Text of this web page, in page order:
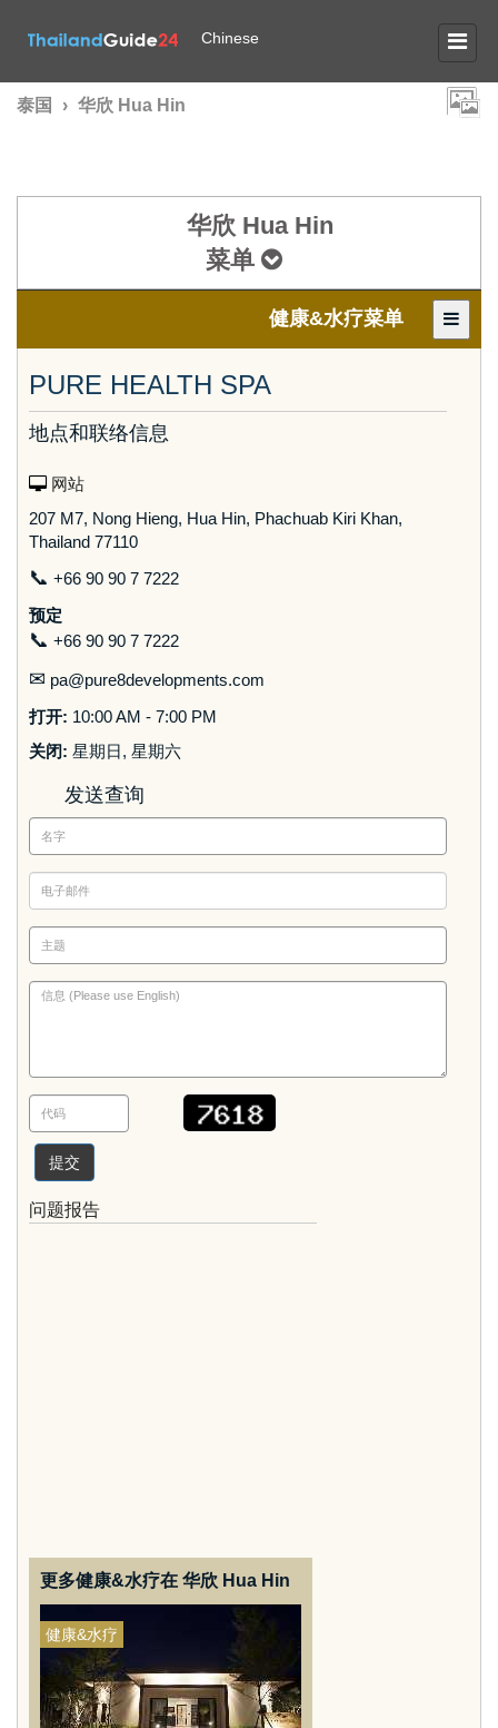
Chinese
泰国 › 华欣 Hua Hin
华欣 Hua Hin
菜单
健康&水疗菜单
PURE HEALTH SPA
地点和联络信息
网站
207 M7, Nong Hieng, Hua Hin, Phachuab Kiri Khan,
Thailand 77110
📞 +66 90 90 7 7222
预定
📞 +66 90 90 7 7222
✉ pa@pure8developments.com
打开: 10:00 AM - 7:00 PM
关闭: 星期日, 星期六
发送查询
提交
问题报告
更多健康&水疗在 华欣 Hua Hin
健康&水疗